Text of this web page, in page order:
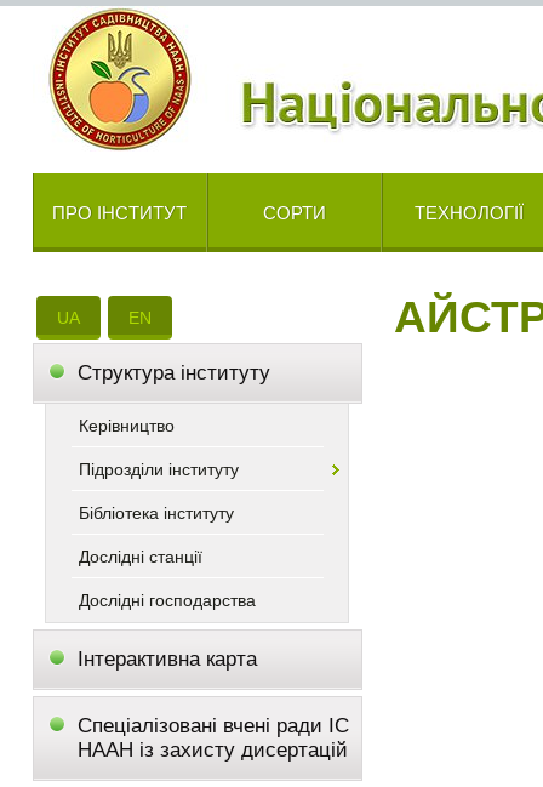
ПРО ІНСТИТУТ СОРТИ ТЕХНОЛОГІЇ
UA EN
Cтруктура інституту
Керівництво
Підрозділи інституту
Бібліотека інституту
Дослідні станції
Дослідні господарства
Інтерактивна карта
Спеціалізовані вчені ради ІС
НААН із захисту дисертацій